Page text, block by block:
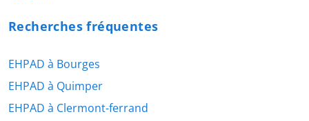
Recherches fréquentes
EHPAD à Bourges
EHPAD à Quimper
EHPAD à Clermont-ferrand